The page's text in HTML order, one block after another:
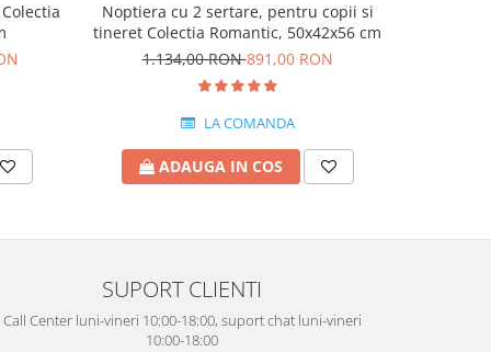
Noptiera cu 2 sertare, pentru copii si
tineret Colectia Romantic, 50x42x56 cm
1.134,00 RON891,00 RON
LA COMANDA
ADAUGA IN COS
SUPORT CLIENTI
Call Center luni-vineri 10:00-18:00, suport chat luni-vineri
10:00-18:00